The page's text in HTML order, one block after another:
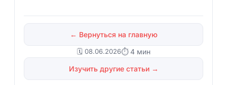
← Вернуться на главную
🗓️ 08.06.2026⏱ 4 мин
Изучить другие статьи →